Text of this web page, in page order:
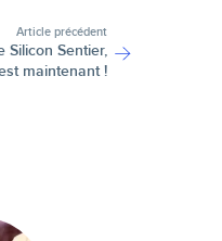
Article précédent
Silicon Sentier,
maintenant !